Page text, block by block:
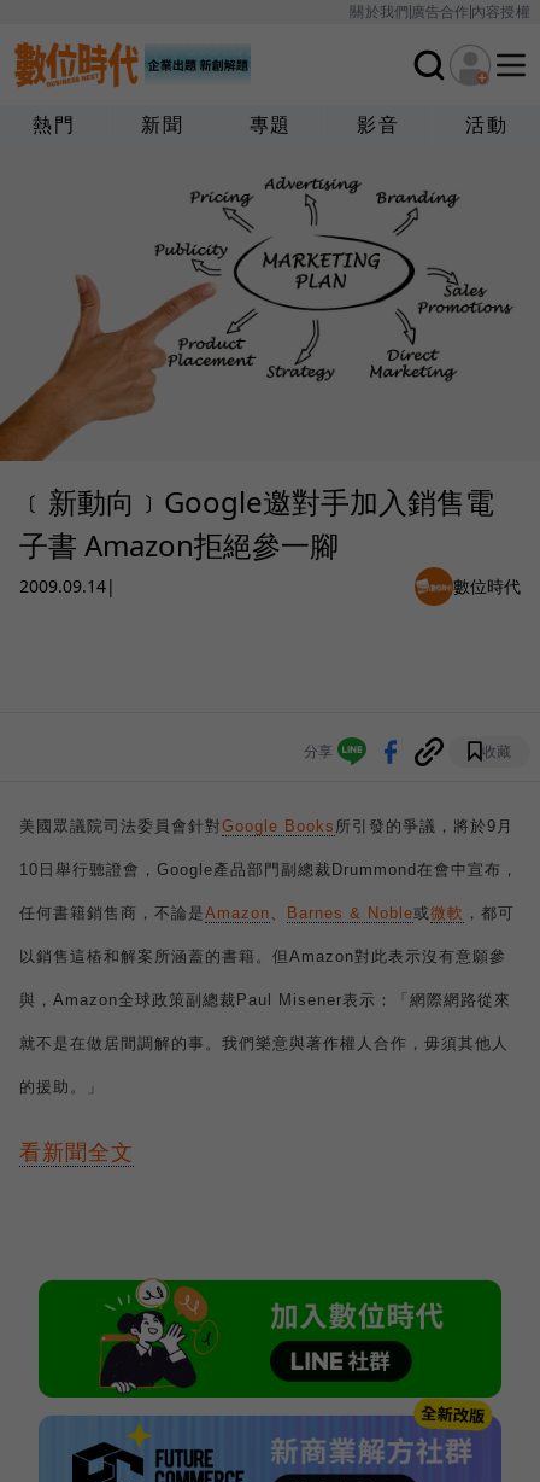
關於我們廣告合作內容授權
熱門 新聞 專題 影音 活動
﹝新動向﹞Google邀對手加入銷售電
子書 Amazon拒絕參一腳
2009.09.14| 數位時代
分享 收藏
美國眾議院司法委員會針對Google Books 所引發的爭議，將於9 月
10 日舉行聽證會， Google產品部門副總裁 Drummond在會中宣布，
任何書籍銷售商，不論是Amazon Barnes & Noble或微軟 ，都可
以銷售這樁和解案所涵蓋的書籍。但 Amazon對此表示沒有意願參
與， Amazon全球政策副總裁 Paul Misener表示：「網際網路從來
就不是在做居間調解的事。我們樂意與著作權人合作，毋須其他人
的援助。」
看新聞全文